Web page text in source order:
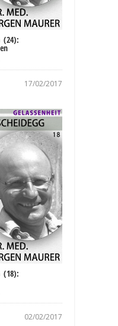
(24):
17/02/2017
(18):
02/02/2017